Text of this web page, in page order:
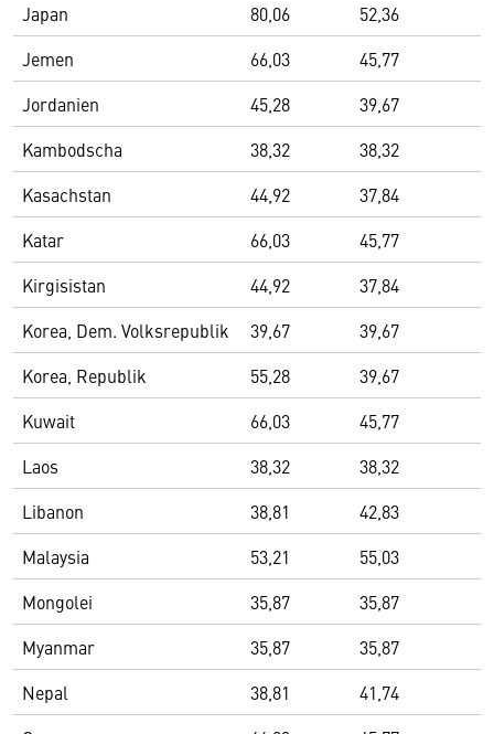
Japan
80,06
52,36
Jemen
66,03
45,77
Jordanien
45,28
39,67
Kambodscha
38,32
38,32
Kasachstan
44,92
37,84
Katar
66,03
45,77
Kirgisistan
44,92
37,84
Korea, Dem. Volksrepublik
39,67
39,67
Korea, Republik
55,28
39,67
Kuwait
66,03
45,77
Laos
38,32
38,32
Libanon
38,81
42,83
Malaysia
53,21
55,03
Mongolei
35,87
35,87
Myanmar
35,87
35,87
Nepal
38,81
41,74